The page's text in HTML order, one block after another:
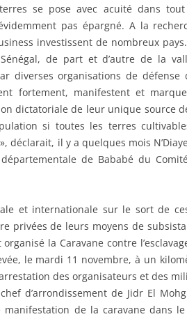
se pose avec acuité dans
pas épargné. A la
investissent de nombreux
de part et d’autre de la
diverses organisations de défense
fortement, manifestent et
dictatoriale de leur unique source
si toutes les terres
déclarait, il y a quelques mois
de Bababé du
et internationale sur le sort de
privées de leurs moyens de
la Caravane contre
le mardi 11 novembre, à un
des organisateurs et des
d’arrondissement de Jidr El
de la caravane dans le